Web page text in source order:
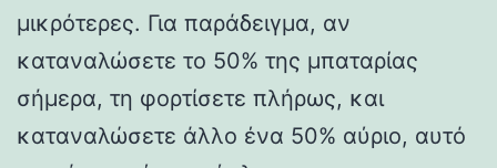
μικρότερες. Για παράδειγμα, αν
καταναλώσετε το 50% της μπαταρίας
σήμερα, τη φορτίσετε πλήρως, και
καταναλώσετε άλλο ένα 50% αύριο, αυτό